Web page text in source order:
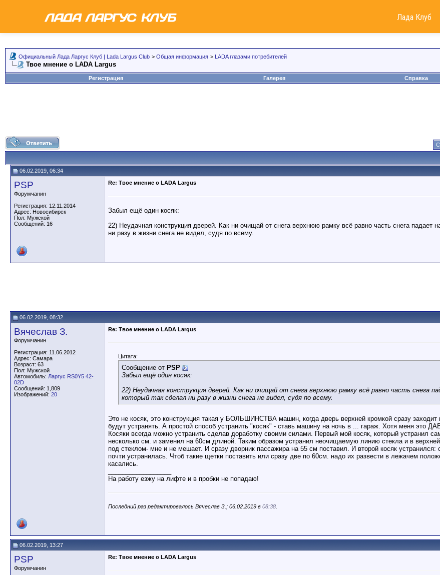
Лада Клуб
Официальный Лада Ларгус Клуб | Lada Largus Club > Общая информация > LADA глазами потребителей
Твое мнение о LADA Largus
Регистрация
Галерея Справка
06.02.2019, 06:34
PSP
Форумчанин
Регистрация: 12.11.2014
Адрес: Новосибирск
Пол: Мужской
Сообщений: 16
Re: Твое мнение о LADA Largus
Забыл ещё один косяк:
22) Неудачная конструкция дверей. Как ни очищай от снега верхнюю рамку всё равно часть снега падает
ни разу в жизни снега не видел, судя по всему.
06.02.2019, 08:32
Вячеслав З.
Форумчанин
Регистрация: 11.06.2012
Адрес: Самара
Возраст: 63
Пол: Мужской
Автомобиль: Ларгус RS0Y5 42-
02D
Сообщений: 1,809
Изображений: 20
Re: Твое мнение о LADA Largus
Цитата:
Сообщение от PSP
Забыл ещё один косяк:
22) Неудачная конструкция дверей. Как ни очищай от снега верхнюю рамку всё равно часть снега
который так сделал ни разу в жизни снега не видел, судя по всему.
Это не косяк, это конструкция такая у БОЛЬШИНСТВА машин, когда дверь верхней кромкой сразу
будут устранять. А простой способ устранить "косяк" - ставь машину на ночь в ... гараж. Хотя меня это
Косяки всегда можно устранить сделав доработку своими силами. Первый мой косяк, который устранил
несколько см. и заменил на 60см длиной. Таким образом устранил неочищаемую линию стекла и в
под стеклом- мне и не мешает. И сразу дворник пассажира на 55 см поставил. И второй косяк
почти устранилась. Чтоб такие щетки поставить или сразу две по 60см. надо их развести в лежачем
касались.
На работу езжу на лифте и в пробки не попадаю!
Последний раз редактировалось Вячеслав З.; 06.02.2019 в 08:38
06.02.2019, 13:27
PSP
Форумчанин
Re: Твое мнение о LADA Largus